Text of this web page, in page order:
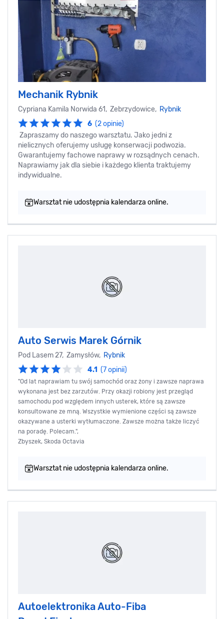
Mechanik Rybnik
Cypriana Kamila Norwida 61, Zebrzydowice, Rybnik
6 (2 opinie)
Zapraszamy do naszego warsztatu. Jako jedni z
nielicznych oferujemy usługę konserwacji podwozia.
Gwarantujemy fachowe naprawy w rozsądnych cenach.
Naprawiamy jak dla siebie i każdego klienta traktujemy
indywidualne.
Warsztat nie udostępnia kalendarza online.
Auto Serwis Marek Górnik
Pod Lasem 27, Zamysłów, Rybnik
4.1 (7 opinii)
"Od lat naprawiam tu swój samochód oraz żony i zawsze naprawa
wykonana jest bez zarzutów. Przy okazji robiony jest przegląd
samochodu pod względem innych usterek, które są zawsze
konsultowane ze mną. Wszystkie wymienione części są zawsze
okazywane a usterki wytłumaczone. Zawsze można także liczyć
na poradę. Polecam.",
Zbyszek, Skoda Octavia
Warsztat nie udostępnia kalendarza online.
Autoelektronika Auto-Fiba